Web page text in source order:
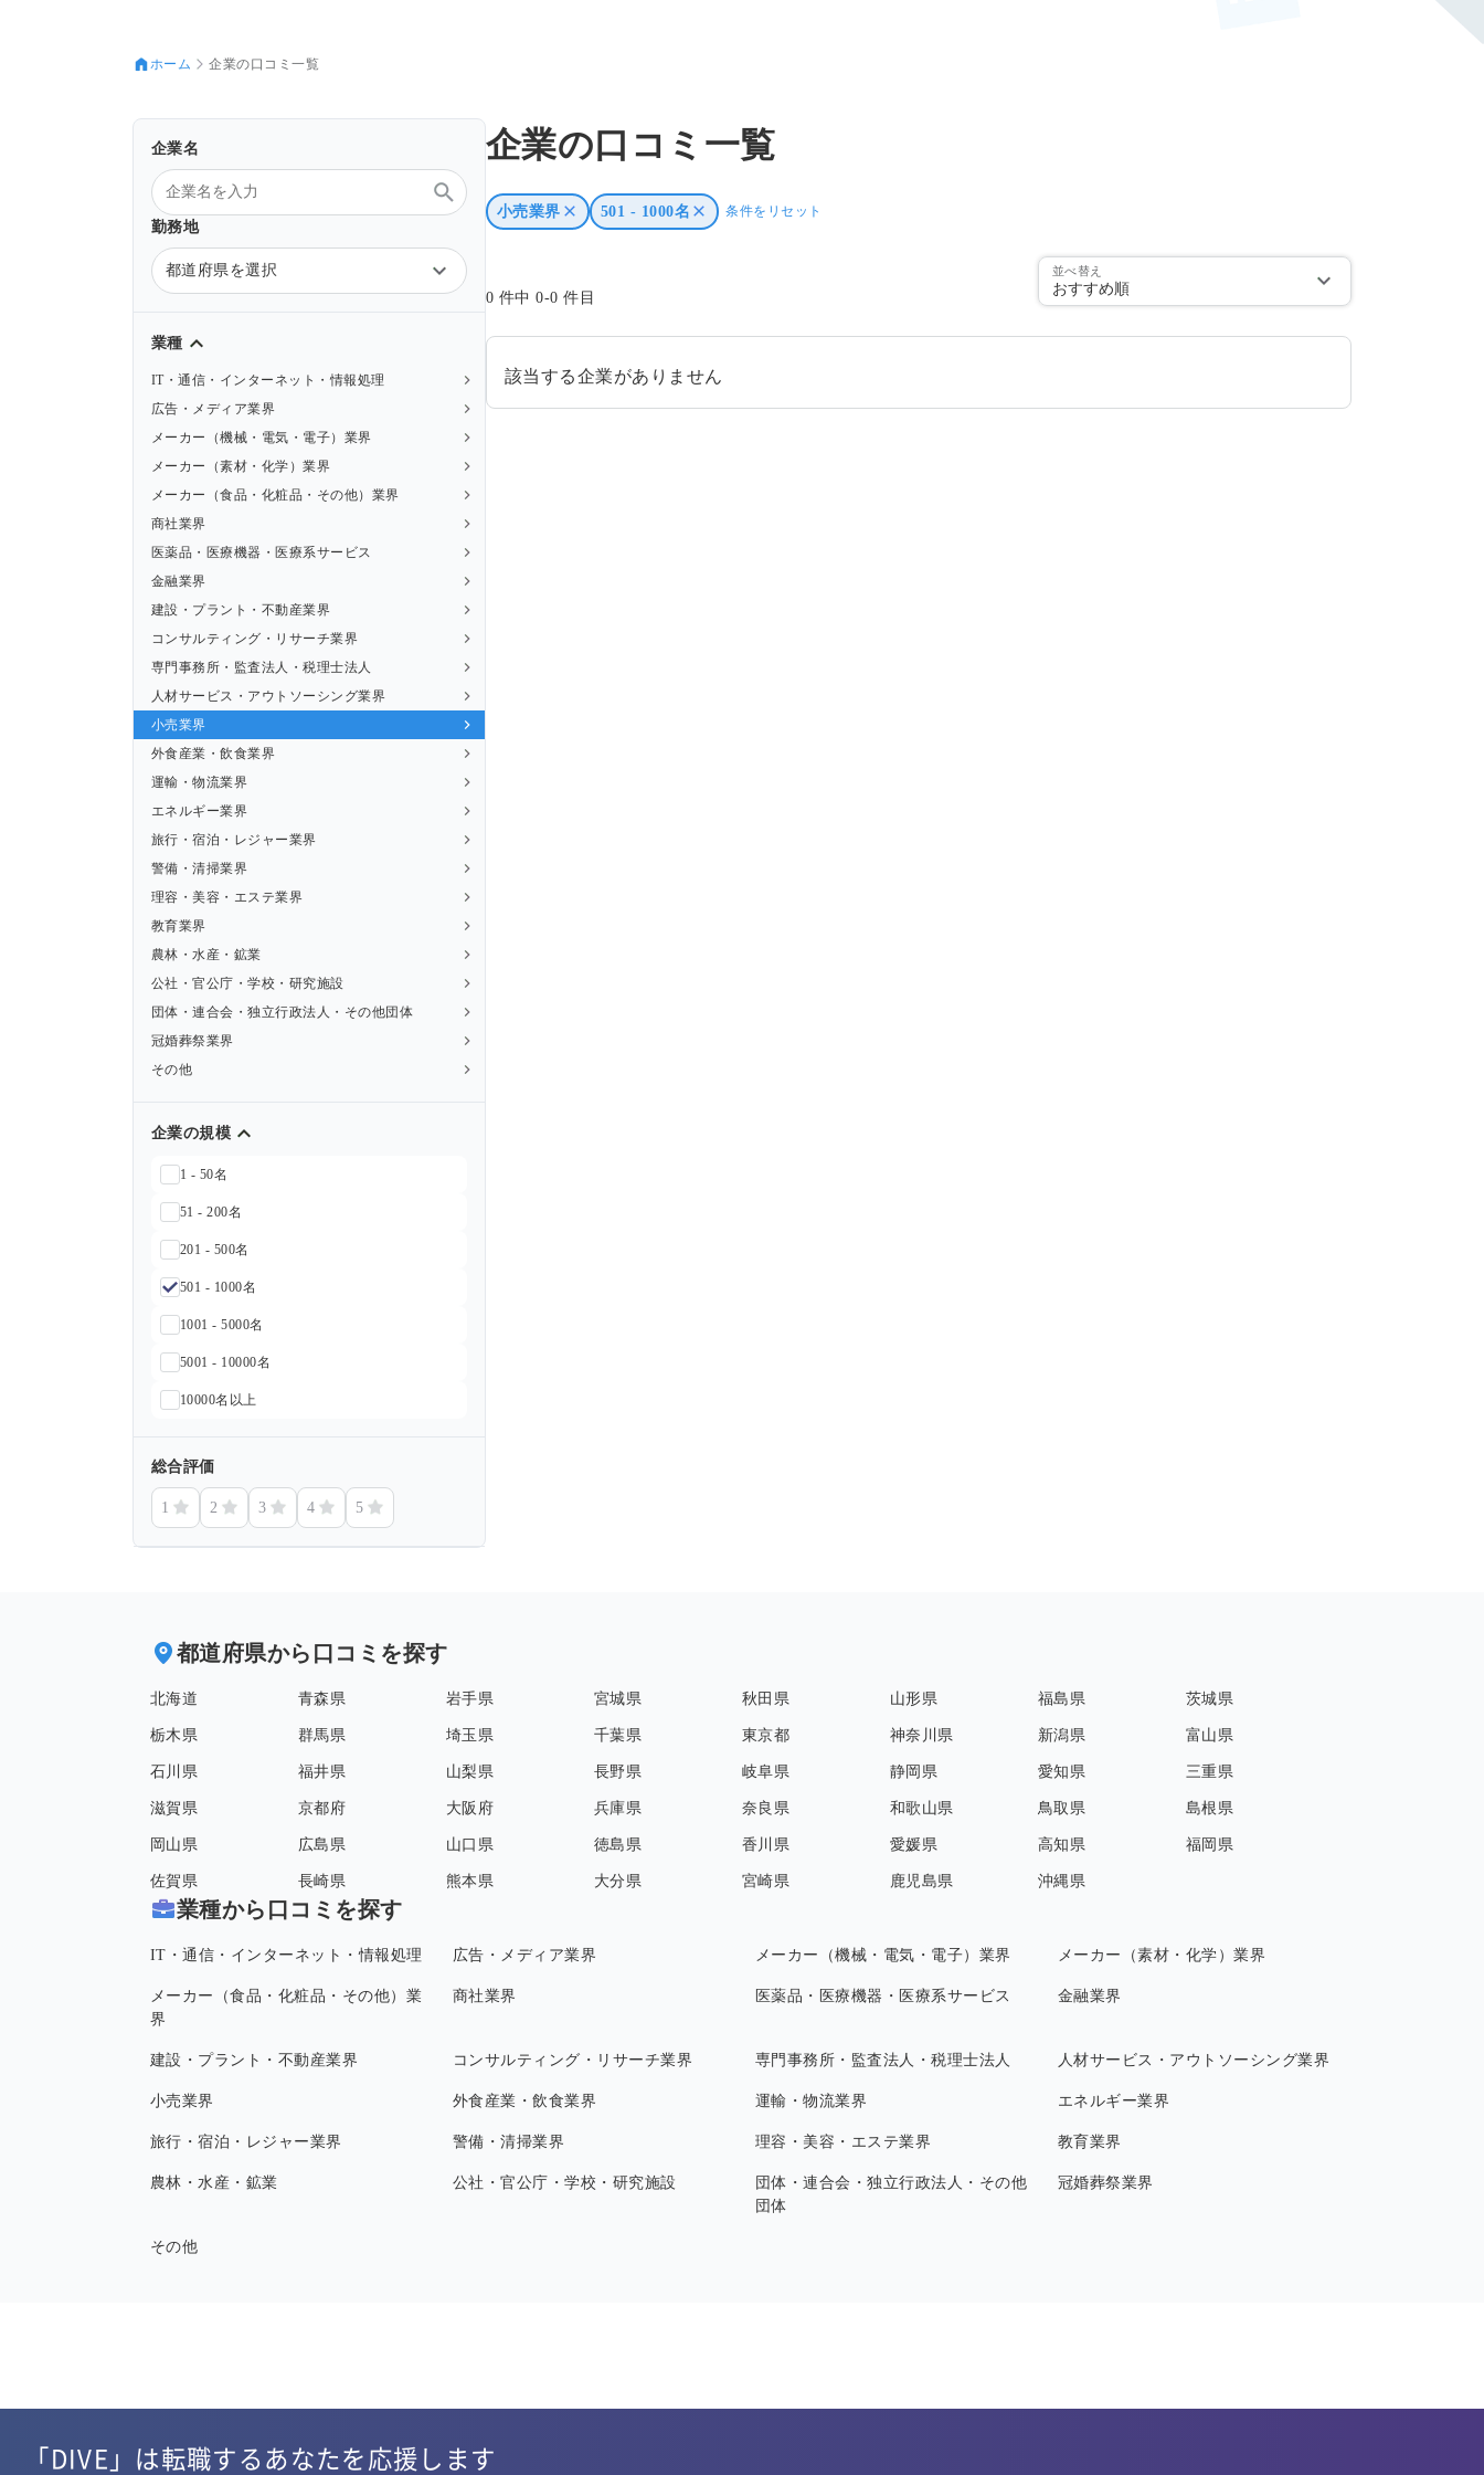
ホーム 企業の口コミ一覧
企業の口コミ一覧
小売業界 501 - 1000名 条件をリセット
0 件中 0-0 件目
並べ替え
おすすめ順
該当する企業がありません
企業名
勤務地
都道府県を選択
業種
IT・通信・インターネット・情報処理
広告・メディア業界
メーカー（機械・電気・電子）業界
メーカー（素材・化学）業界
メーカー（食品・化粧品・その他）業界
商社業界
医薬品・医療機器・医療系サービス
金融業界
建設・プラント・不動産業界
コンサルティング・リサーチ業界
専門事務所・監査法人・税理士法人
人材サービス・アウトソーシング業界
小売業界
外食産業・飲食業界
運輸・物流業界
エネルギー業界
旅行・宿泊・レジャー業界
警備・清掃業界
理容・美容・エステ業界
教育業界
農林・水産・鉱業
公社・官公庁・学校・研究施設
団体・連合会・独立行政法人・その他団体
冠婚葬祭業界
その他
企業の規模
1 - 50名
51 - 200名
201 - 500名
501 - 1000名
1001 - 5000名
5001 - 10000名
10000名以上
総合評価
1 2 3 4 5
都道府県から口コミを探す
北海道 青森県 岩手県 宮城県 秋田県 山形県 福島県 茨城県
栃木県 群馬県 埼玉県 千葉県 東京都 神奈川県 新潟県 富山県
石川県 福井県 山梨県 長野県 岐阜県 静岡県 愛知県 三重県
滋賀県 京都府 大阪府 兵庫県 奈良県 和歌山県 鳥取県 島根県
岡山県 広島県 山口県 徳島県 香川県 愛媛県 高知県 福岡県
佐賀県 長崎県 熊本県 大分県 宮崎県 鹿児島県 沖縄県
業種から口コミを探す
IT・通信・インターネット・情報処理 広告・メディア業界 メーカー（機械・電気・電子）業界 メーカー（素材・化学）業界
メーカー（食品・化粧品・その他）業
界
商社業界 医薬品・医療機器・医療系サービス 金融業界
建設・プラント・不動産業界 コンサルティング・リサーチ業界 専門事務所・監査法人・税理士法人 人材サービス・アウトソーシング業界
小売業界 外食産業・飲食業界 運輸・物流業界 エネルギー業界
旅行・宿泊・レジャー業界 警備・清掃業界 理容・美容・エステ業界 教育業界
農林・水産・鉱業 公社・官公庁・学校・研究施設
団体・連合会・独立行政法人・その他
団体
冠婚葬祭業界
その他
「DIVE」は転職するあなたを応援します